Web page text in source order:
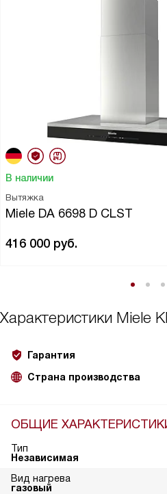
В наличии
Вытяжка
Miele DA 6698 D CLST
416 000 руб.
Характеристики Miele
Гарантия
Страна производства
ОБЩИЕ
Тип
Независимая
Вид нагрева
газовый